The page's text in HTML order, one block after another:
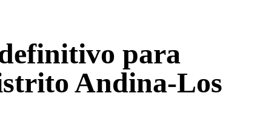
para
Andina-Los